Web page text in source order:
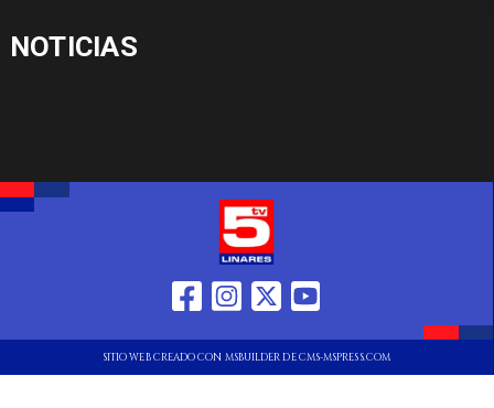
NOTICIAS
SITIO WEB CREADO CON MSBUILDER DE CMS-MSPRESS.COM